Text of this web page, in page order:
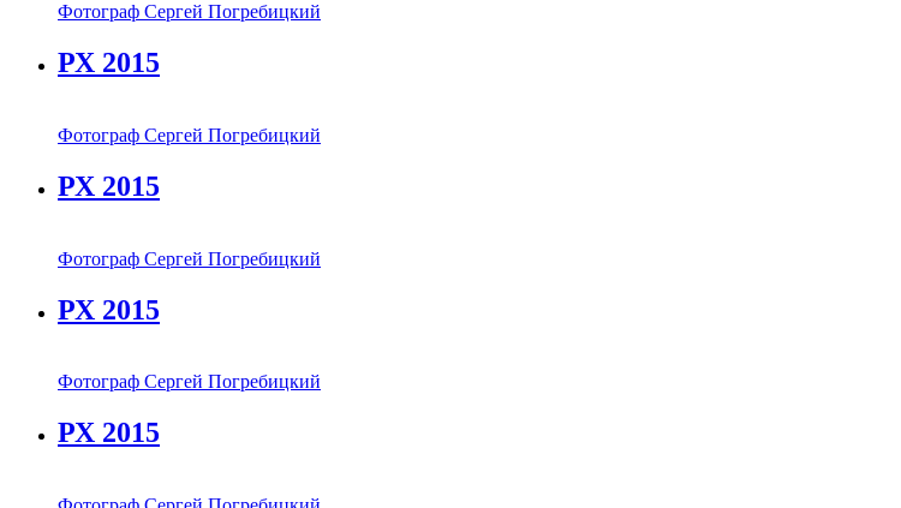
Фотограф Сергей Погребицкий
РХ 2015
Фотограф Сергей Погребицкий
РХ 2015
Фотограф Сергей Погребицкий
РХ 2015
Фотограф Сергей Погребицкий
РХ 2015